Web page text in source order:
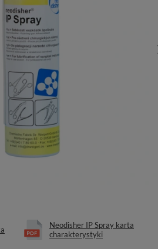
Neodisher IP Spray karta
charakterystyki